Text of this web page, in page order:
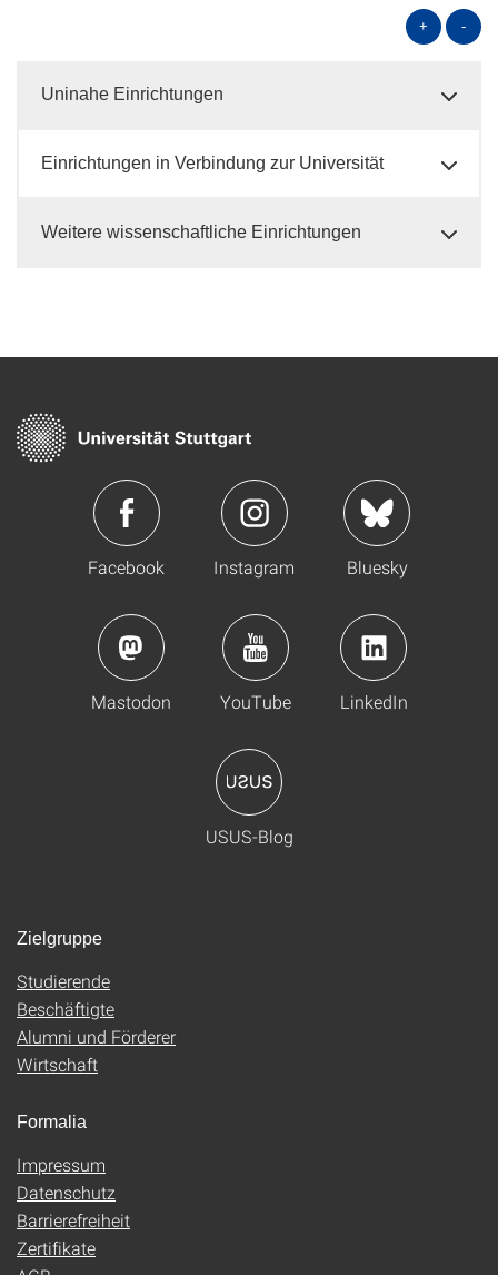
+ -
Uninahe Einrichtungen
Einrichtungen in Verbindung zur Universität
Weitere wissenschaftliche Einrichtungen
Facebook Instagram Bluesky
Mastodon YouTube LinkedIn
USUS-Blog
Zielgruppe
Studierende
Beschäftigte
Alumni und Förderer
Wirtschaft
Formalia
Impressum
Datenschutz
Barrierefreiheit
Zertifikate